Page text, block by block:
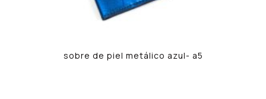
sobre de piel metálico azul- a5